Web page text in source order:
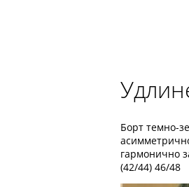
Борт темно-
гармонично
(42/44) 46/48
вя
ть